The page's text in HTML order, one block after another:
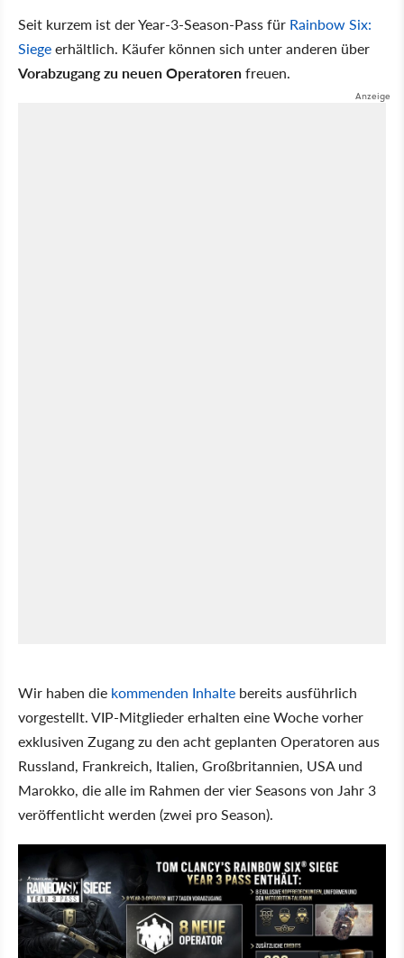
Seit kurzem ist der Year-3-Season-Pass für Rainbow Six:
Siegeerhältlich. Käufer können sich unter anderen über
Vorabzugang zu neuen Operatorenfreuen.
Wir haben die kommenden Inhalte bereits ausführlich
vorgestellt. VIP-Mitglieder erhalten eine Woche vorher
exklusiven Zugang zu den acht geplanten Operatoren aus
Russland, Frankreich, Italien, Großbritannien, USA und
Marokko, die alle im Rahmen der vier Seasons von Jahr 3
veröffentlicht werden (zwei pro Season).